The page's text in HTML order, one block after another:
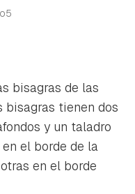
bisagras de las
bisagras tienen dos
y un taladro
el borde de la
en el borde